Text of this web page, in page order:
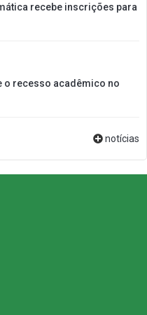
recebe inscrições para
o recesso acadêmico no
notícias